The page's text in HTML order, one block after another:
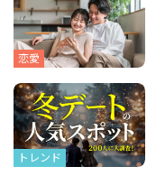
恋愛
トレンド